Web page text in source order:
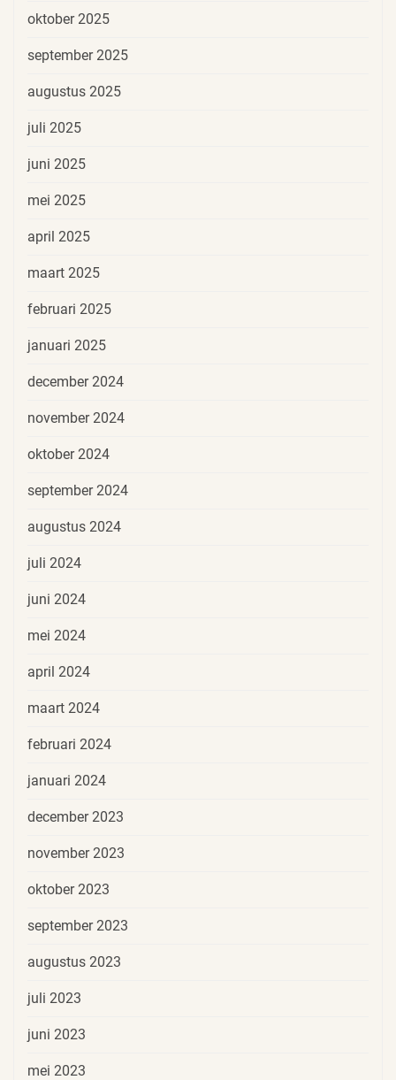
oktober 2025
september 2025
augustus 2025
juli 2025
juni 2025
mei 2025
april 2025
maart 2025
februari 2025
januari 2025
december 2024
november 2024
oktober 2024
september 2024
augustus 2024
juli 2024
juni 2024
mei 2024
april 2024
maart 2024
februari 2024
januari 2024
december 2023
november 2023
oktober 2023
september 2023
augustus 2023
juli 2023
juni 2023
mei 2023